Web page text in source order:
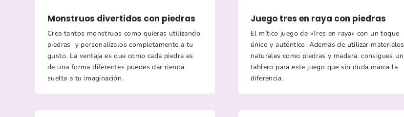
Monstruos divertidos con piedras
Crea tantos monstruos como quieras utilizando
piedras y personalizalos completamente a tu
gusto. La ventaja es que como cada piedra es
de una forma diferentes puedes dar rienda
suelta a tu imaginación.
Juego tres en raya con piedras
El mítico juego de «Tres en raya» con un toque
único y auténtico. Además de utilizar materiales
naturales como piedras y madera, consigues un
tablero para este juego que sin duda marca la
diferencia.